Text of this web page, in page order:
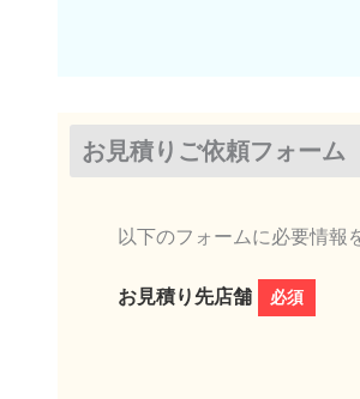
お見積りご依頼フォーム
以下のフォームに必要情報
お見積り先店舗 必須